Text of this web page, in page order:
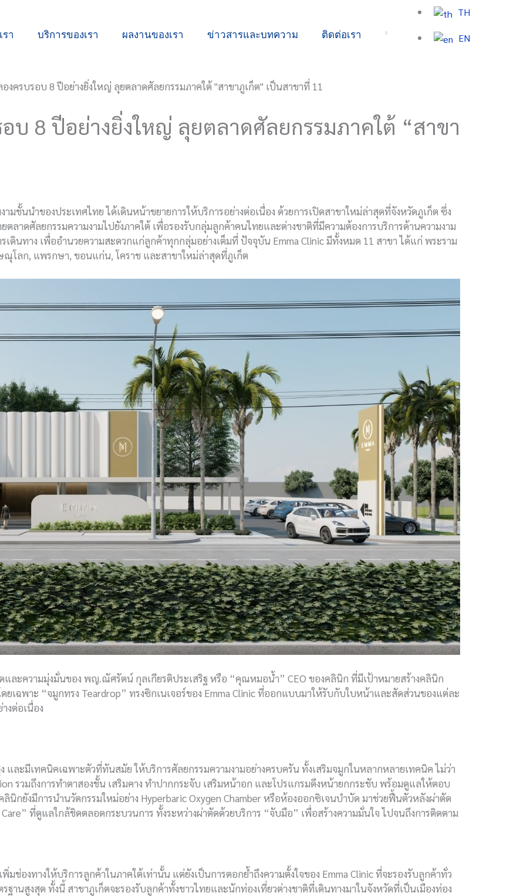
รา บริการของเรา ผลงานของเรา ข่าวสารและบทความ ติดต่อเรา
TH
EN
อบ 8 ปีอย่างยิ่งใหญ่ ลุยตลาดศัลยกรรมภาคใต้ “สาขา
มชั้นนำของประเทศไทย ได้เดินหน้าขยายการให้บริการอย่างต่อเนื่อง ด้วยการเปิดสาขาใหม่ล่าสุดที่จังหวัดภูเก็ต ซึ่ง
ลาดศัลยกรรมความงามไปยังภาคใต้ เพื่อรองรับกลุ่มลูกค้าคนไทยและต่างชาติที่มีความต้องการบริการด้านความงาม
ดินทาง เพื่ออำนวยความสะดวกแก่ลูกค้าทุกกลุ่มอย่างเต็มที่ ปัจจุบัน Emma Clinic มีทั้งหมด 11 สาขา ได้แก่ พระราม
ณุโลก, แพรกษา, ขอนแก่น, โคราช และสาขาใหม่ล่าสุดที่ภูเก็ต
ดและความมุ่งมั่นของ พญ.ณัศรัตน์ กุลเกียรติประเสริฐ หรือ “คุณหมอน้ำ” CEO ของคลินิก ที่มีเป้าหมายสร้างคลินิก
ยเฉพาะ “จมูกทรง Teardrop” ทรงซิกเนเจอร์ของ Emma Clinic ที่ออกแบบมาให้รับกับใบหน้าและสัดส่วนของแต่ละ
งต่อเนื่อง
ละมีเทคนิคเฉพาะตัวที่ทันสมัย ให้บริการศัลยกรรมความงามอย่างครบครัน ทั้งเสริมจมูกในหลากหลายเทคนิค ไม่ว่า
รวมถึงการทำตาสองชั้น เสริมคาง ทำปากกระจับ เสริมหน้าอก และโปรแกรมดึงหน้ายกกระชับ พร้อมดูแลให้ตอบ
กยังมีการนำนวัตกรรมใหม่อย่าง Hyperbaric Oxygen Chamber หรือห้องออกซิเจนบำบัด มาช่วยฟื้นตัวหลังผ่าตัด
ที่ดูแลใกล้ชิดตลอดกระบวนการ ทั้งระหว่างผ่าตัดด้วยบริการ “จับมือ” เพื่อสร้างความมั่นใจ ไปจนถึงการติดตาม
มช่องทางให้บริการลูกค้าในภาคใต้เท่านั้น แต่ยังเป็นการตอกย้ำถึงความตั้งใจของ Emma Clinic ที่จะรองรับลูกค้าทั่ว
านสูงสุด ทั้งนี้ สาขาภูเก็ตจะรองรับลูกค้าทั้งชาวไทยและนักท่องเที่ยวต่างชาติที่เดินทางมาในจังหวัดที่เป็นเมืองท่อง